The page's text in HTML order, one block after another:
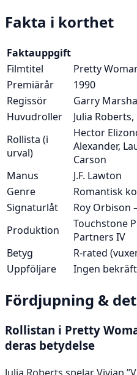
Fakta i korthet
Faktauppgift
Filmtitel
Pretty
Premiärår
1990
Regissör
Garry
Huvudroller
Julia
Rollista (i
urval)
Hector
Alexander,
Carson
Manus
J.F. Lawton
Genre
Romantisk
Signaturlåt
Roy Orbison
Produktion
Touchstone
Partners IV
Betyg
R-rated
Uppföljare
Ingen
Fördjupning &
Rollistan i Pretty
deras betydelse